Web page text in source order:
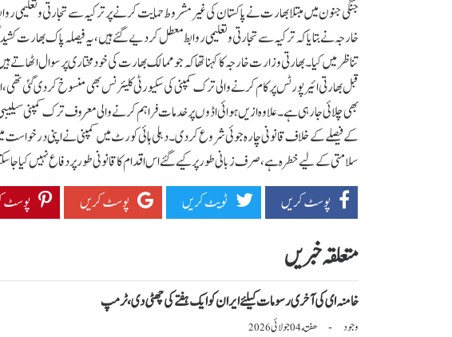
جنگی جنون میں مبتلا بھارت نے پاکستان کی غیر مشروط حمایت کرنے پر ترکیہ سے تجارتی و
خارجہ نے بتایاکہ ترکیہ سے تجارتی و تعلیمی روابط معطل کرد یے گئے ہیں، یہ فیصلہ پاک بھارت
تناظر میں کیا۔بھارتی وزارت خارجہ کا کہنا تھا کہ جو ممالک بھارت کی خودمختاری پر سوال
قبل بھارتی ائیرپورٹس پر کام کرنے والی ترک کمپنی کی سکیورٹی کلیئرنس بھی منسوخ کردی گئی
بھی چلائی جا رہی ہے۔علاوہ ازیں ہوائی اڈوں پر خدمات فراہم کرنے والی معروف ترک کمپنی
کے فیصلے کے خلاف قانونی چارہ جوئی شروع کردی۔دہلی ہائی کورٹ میں کمپنی نے اپنی درخواست
سلامتی کے لیے خطرہ ہے، صرف زبانی طور پر کیے گئے اس اقدام کا قانونی طور پر دفاع نہیں کیا
پوسٹ کریں
ٹویٹ کریں پوسٹ کریں پوسٹ
متعلقہ خبریں
خامنہ ای کی آخری رسومات کیلئے ایران کو ایک ہفتے کی چھٹی دی، ٹرمپ
وجود - هفته04جولائی2026